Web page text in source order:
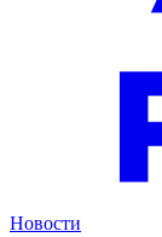
Новости